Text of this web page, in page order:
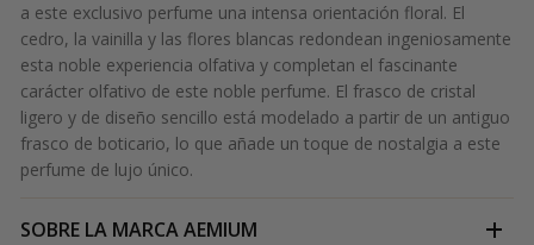
a este exclusivo perfume una intensa orientación floral. El
cedro, la vainilla y las flores blancas redondean ingeniosamente
esta noble experiencia olfativa y completan el fascinante
carácter olfativo de este noble perfume. El frasco de cristal
ligero y de diseño sencillo está modelado a partir de un antiguo
frasco de boticario, lo que añade un toque de nostalgia a este
perfume de lujo único.
SOBRE LA MARCAAEMIUM